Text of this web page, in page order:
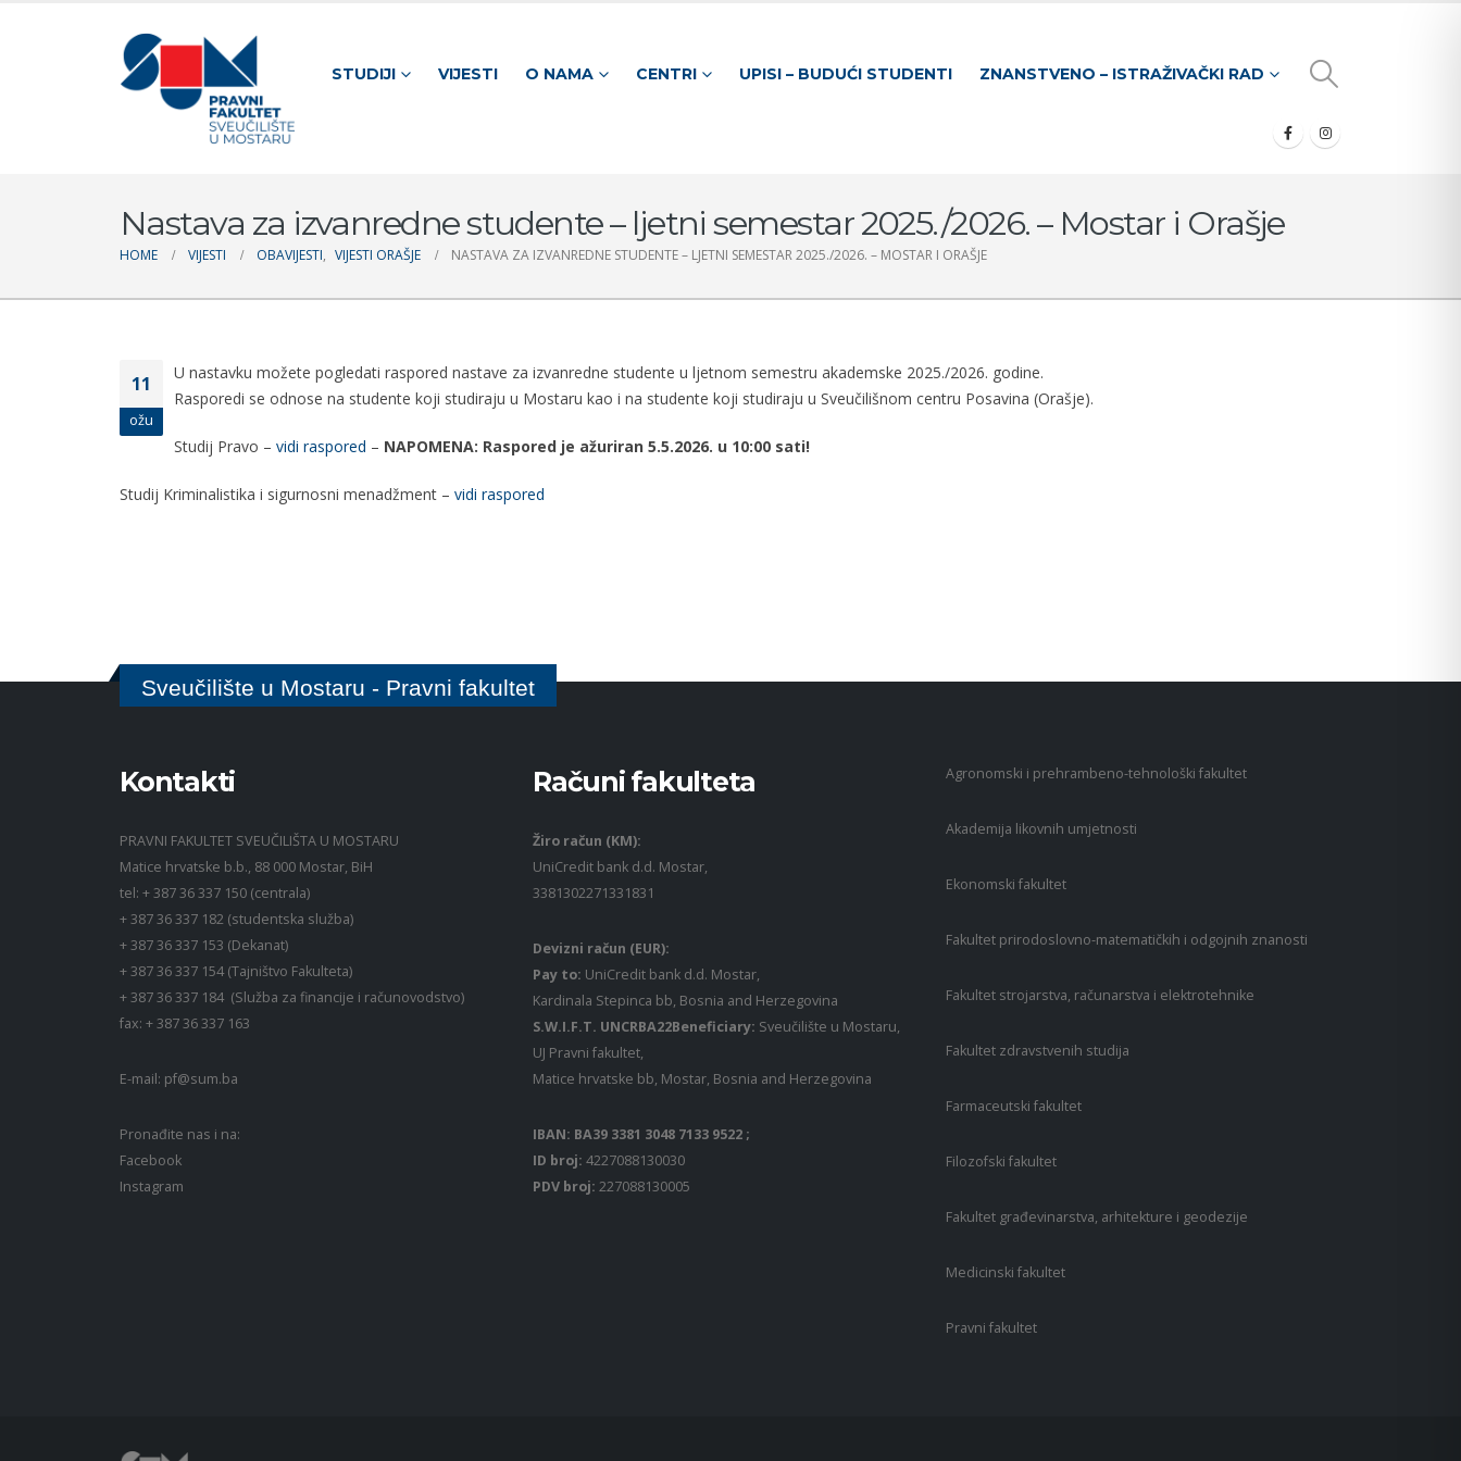
STUDIJI VIJESTI O NAMA CENTRI UPISI – BUDUĆI STUDENTI ZNANSTVENO – ISTRAŽIVAČKI RAD
Nastava za izvanredne studente – ljetni semestar 2025./2026. – Mostar i Orašje
HOME VIJESTI OBAVIJESTI, VIJESTI ORAŠJE NASTAVA ZA IZVANREDNE STUDENTE – LJETNI SEMESTAR 2025./2026. – MOSTAR I ORAŠJE
11
ožu
U nastavku možete pogledati raspored nastave za izvanredne studente u ljetnom semestru akademske 2025./2026. godine.
Rasporedi se odnose na studente koji studiraju u Mostaru kao i na studente koji studiraju u Sveučilišnom centru Posavina (Orašje).
Studij Pravo – vidi raspored – NAPOMENA: Raspored je ažuriran 5.5.2026. u 10:00 sati!
Studij Kriminalistika i sigurnosni menadžment – vidi raspored
Sveučilište u Mostaru - Pravni fakultet
Kontakti
PRAVNI FAKULTET SVEUČILIŠTA U MOSTARU
Matice hrvatske b.b., 88 000 Mostar, BiH
tel: + 387 36 337 150 (centrala)
+ 387 36 337 182 (studentska služba)
+ 387 36 337 153 (Dekanat)
+ 387 36 337 154 (Tajništvo Fakulteta)
+ 387 36 337 184 (Služba za financije i računovodstvo)
fax: + 387 36 337 163
E-mail: pf@sum.ba
Pronađite nas i na:
Facebook
Instagram
Računi fakulteta
Žiro račun (KM):
UniCredit bank d.d. Mostar,
3381302271331831
Devizni račun (EUR):
Pay to: UniCredit bank d.d. Mostar,
Kardinala Stepinca bb, Bosnia and Herzegovina
S.W.I.F.T. UNCRBA22Beneficiary: Sveučilište u Mostaru,
UJ Pravni fakultet,
Matice hrvatske bb, Mostar, Bosnia and Herzegovina
IBAN: BA39 3381 3048 7133 9522 ;
ID broj: 4227088130030
PDV broj: 227088130005
Agronomski i prehrambeno-tehnološki fakultet
Akademija likovnih umjetnosti
Ekonomski fakultet
Fakultet prirodoslovno-matematičkih i odgojnih znanosti
Fakultet strojarstva, računarstva i elektrotehnike
Fakultet zdravstvenih studija
Farmaceutski fakultet
Filozofski fakultet
Fakultet građevinarstva, arhitekture i geodezije
Medicinski fakultet
Pravni fakultet